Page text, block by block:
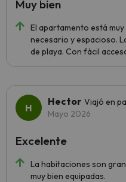
El apartamento está
necesario y espacioso.
de playa. Con fácil
Muy bien
Hector Viajó en
Mayo 2026
La habitaciones son
muy bien equipadas.
Excelente